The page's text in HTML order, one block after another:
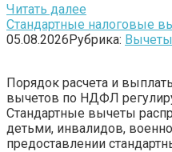
Читать далее
Стандартные налоговые
05.08.2026Рубрика:
Порядок расчета и
вычетов по НДФЛ
Стандартные вычеты
детьми, инвалидов,
предоставлении